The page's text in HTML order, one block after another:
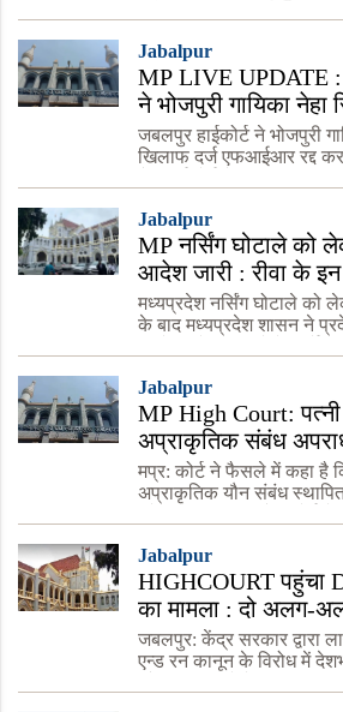
Jabalpur
MP LIVE UPDATE :
ने भोजपुरी गायिका
दर्ज FIR रद्द करने से
जबलपुर हाईकोर्ट ने भोजपुरी
खिलाफ दर्ज एफआईआर रद्द
ने सीधी पे
Jabalpur
MP नर्सिंग घोटाले को
आदेश जारी : रीवा के इन
को बंद करने के निर्देश
मध्यप्रदेश नर्सिंग घोटाले को
के बाद मध्यप्रदेश शासन ने
Jabalpur
MP High Court:
अप्राकृतिक संबंध
हाईकोर्ट का बड़ा फैसला,
माना जाएगा अपराध
मप्र: कोर्ट ने फैसले में कहा है
अप्राकृतिक यौन संबंध
को निरस्त करने
Jabalpur
HIGHCOURT पहुंचा
का मामला : दो अलग-
देशभर में अफरा तफरी का
जबलपुर: केंद्र सरकार द्वारा
एन्ड रन कानून के विरोध में